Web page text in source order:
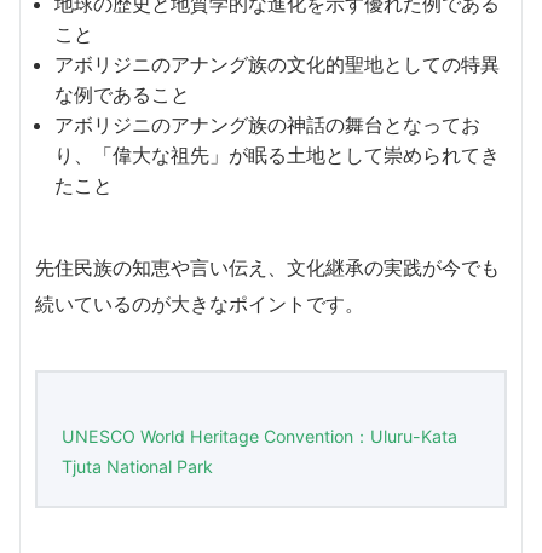
こと
アボリジニのアナング族の文化的聖地としての特異
な例であること
アボリジニのアナング族の神話の舞台となってお
り、「偉大な祖先」が眠る土地として崇められてき
たこと
先住民族の知恵や言い伝え、文化継承の実践が今でも
続いているのが大きなポイントです。
UNESCO World Heritage Convention：Uluru-Kata
Tjuta National Park